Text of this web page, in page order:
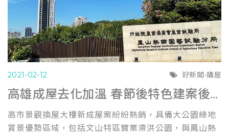
2021-02-12 好新聞-購屋
高雄成屋去化加溫 春節後特色建案後市看俏(自由時報0211)
高市景觀換屋大樓新成屋案紛紛熱銷，具備大公園綠地
賞景優勢區域，包括文山特區寶業滯洪公園，與鳳山熱